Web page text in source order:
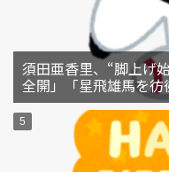
須田亜香里、“脚上げ
全開」「星飛雄馬を彷